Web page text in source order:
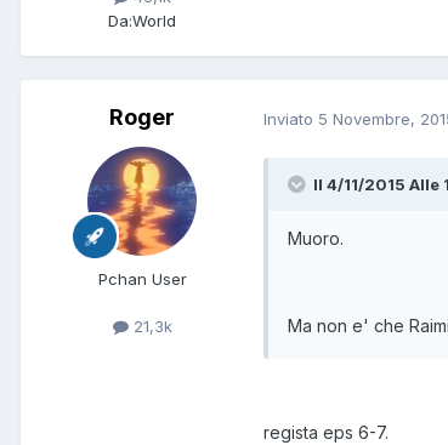
Da:World
Roger
Pchan User
21,3k
Inviato 5 Novembre,
Il 4/11/2015 Alle
Muoro.
Ma non e' che
regista eps 6-7.